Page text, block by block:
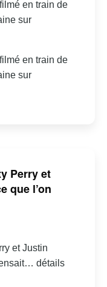
en train de
sur
en train de
sur
Perry et
que l’on
et Justin
détails